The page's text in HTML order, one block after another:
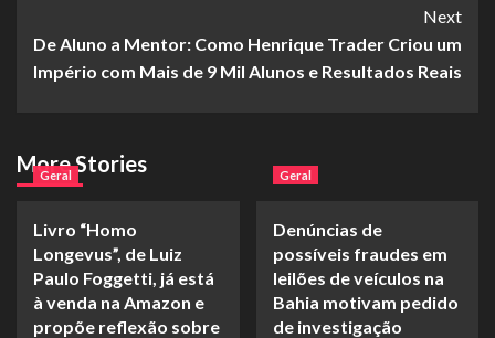
Next
De Aluno a Mentor: Como Henrique Trader Criou um
Império com Mais de 9 Mil Alunos e Resultados Reais
More Stories
Geral
Livro “Homo
Longevus”, de Luiz
Paulo Foggetti, já está
à venda na Amazon e
propõe reflexão sobre
Geral
Denúncias de
possíveis fraudes em
leilões de veículos na
Bahia motivam pedido
de investigação